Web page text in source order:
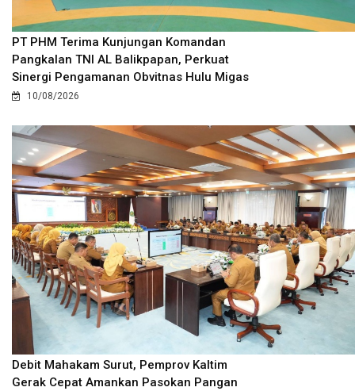
PT PHM Terima Kunjungan Komandan
Pangkalan TNI AL Balikpapan, Perkuat
Sinergi Pengamanan Obvitnas Hulu Migas
10/08/2026
Debit Mahakam Surut, Pemprov Kaltim
Gerak Cepat Amankan Pasokan Pangan